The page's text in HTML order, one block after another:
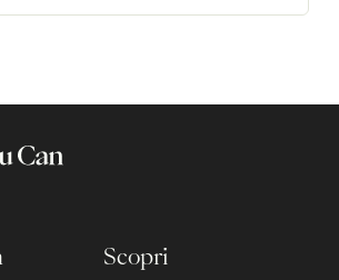
Scopri